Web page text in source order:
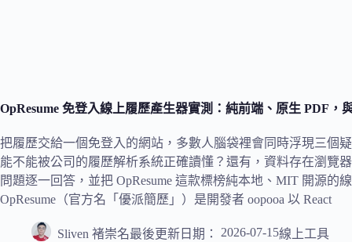
OpResume 免登入線上履歷產生器實測：純前端、原生 PDF，
把履歷交給一個免登入的網站，多數人腦袋裡會同時浮現三個
能不能被公司的履歷解析系統正確讀懂？還有，資料存在瀏覽
問題逐一回答，並把 OpResume 這款標榜純本地、MIT 開源的
OpResume（官方名「優派簡歷」）是開發者 oopooa 以 React
Sliven 褚崇名最後更新日期： 2026-07-15線上工具